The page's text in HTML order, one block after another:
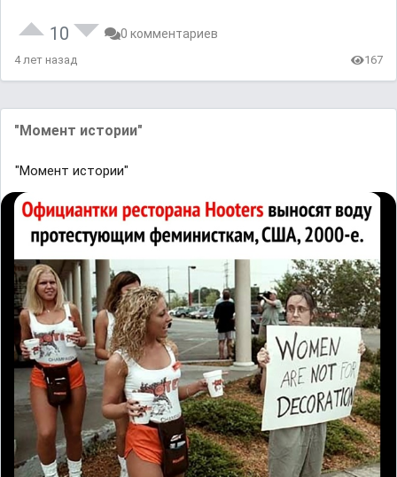
10 0 комментариев
4 лет назад 167
"Момент истории"
"Момент истории"